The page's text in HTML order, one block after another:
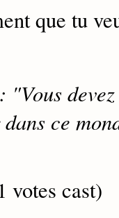
que tu
ce
votes cast)